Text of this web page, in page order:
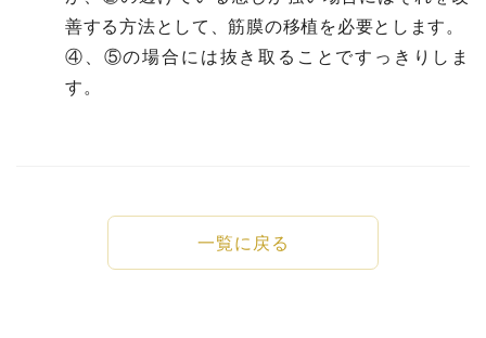
善する方法として、筋膜の移植を必要とします。
④、⑤の場合には抜き取ることですっきりしま
す。
一覧に戻る